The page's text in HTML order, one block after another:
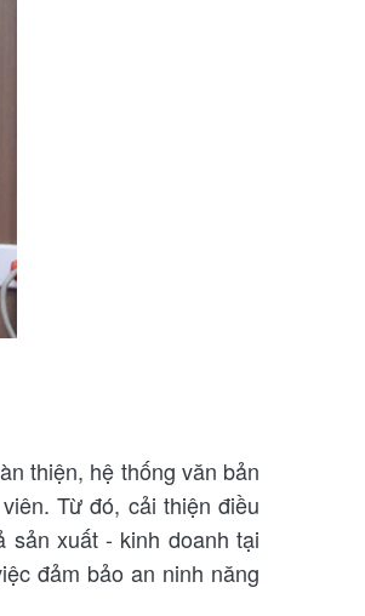
thiện, hệ thống văn bản
Từ đó, cải thiện điều
sản xuất - kinh doanh tại
đảm bảo an ninh năng